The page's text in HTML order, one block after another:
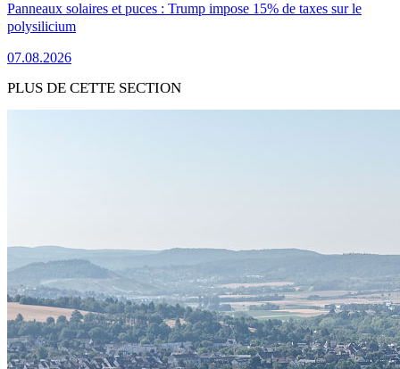
Panneaux solaires et puces : Trump impose 15% de taxes sur le
polysilicium
07.08.2026
PLUS DE CETTE SECTION